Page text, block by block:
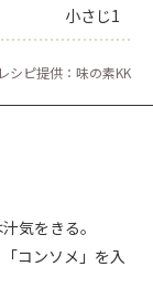
小さじ1
レシピ提供：味の素KK
気をきる。
コンソメ」を入